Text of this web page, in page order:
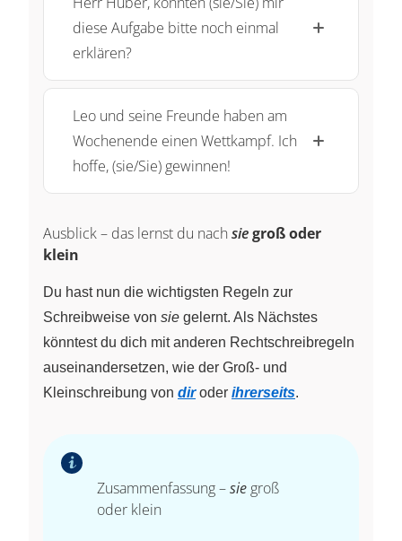
diese Aufgabe bitte noch einmal
erklären?
Leo und seine Freunde haben am
Wochenende einen Wettkampf. Ich
hoffe, (sie/Sie) gewinnen!
Ausblick – das lernst du nach siegroß oder
klein
Du hast nun die wichtigsten Regeln zur
Schreibweise von sie gelernt. Als Nächstes
könntest du dich mit anderen Rechtschreibregeln
auseinandersetzen, wie der Groß- und
Kleinschreibung von diroder ihrerseits.
Zusammenfassung –sie groß
oder klein